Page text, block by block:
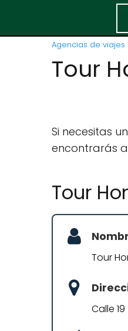
Agencias de viajes
Tour
Si necesitas
encontrarás
Tour
Tour
Calle 19